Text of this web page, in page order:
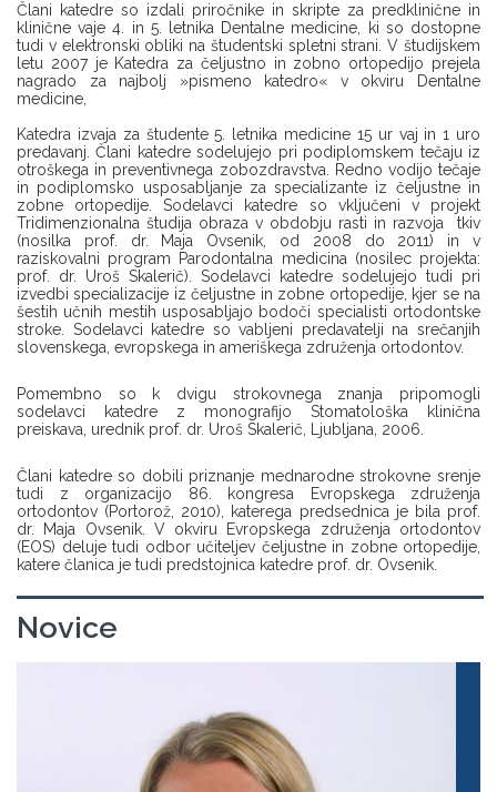
Člani katedre so izdali priročnike in skripte za predklinične in
klinične vaje 4. in 5. letnika Dentalne medicine, ki so dostopne
tudi v elektronski obliki na študentski spletni strani. V študijskem
letu 2007 je Katedra za čeljustno in zobno ortopedijo prejela
nagrado za najbolj »pismeno katedro« v okviru Dentalne
medicine,
Katedra izvaja za študente 5. letnika medicine 15 ur vaj in 1 uro
predavanj. Člani katedre sodelujejo pri podiplomskem tečaju iz
otroškega in preventivnega zobozdravstva. Redno vodijo tečaje
in podiplomsko usposabljanje za specializante iz čeljustne in
zobne ortopedije. Sodelavci katedre so vključeni v projekt
Tridimenzionalna študija obraza v obdobju rasti in razvoja tkiv
(nosilka prof. dr. Maja Ovsenik, od 2008 do 2011) in v
raziskovalni program Parodontalna medicina (nosilec projekta:
prof. dr. Uroš Skalerič). Sodelavci katedre sodelujejo tudi pri
izvedbi specializacije iz čeljustne in zobne ortopedije, kjer se na
šestih učnih mestih usposabljajo bodoči specialisti ortodontske
stroke. Sodelavci katedre so vabljeni predavatelji na srečanjih
slovenskega, evropskega in ameriškega združenja ortodontov.
Pomembno so k dvigu strokovnega znanja pripomogli
sodelavci katedre z monografijo Stomatološka klinična
preiskava, urednik prof. dr. Uroš Skalerič, Ljubljana, 2006.
Člani katedre so dobili priznanje mednarodne strokovne srenje
tudi z organizacijo 86. kongresa Evropskega združenja
ortodontov (Portorož, 2010), katerega predsednica je bila prof.
dr. Maja Ovsenik. V okviru Evropskega združenja ortodontov
(EOS) deluje tudi odbor učiteljev čeljustne in zobne ortopedije,
katere članica je tudi predstojnica katedre prof. dr. Ovsenik.
Novice